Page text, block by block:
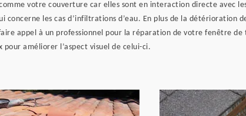
votre couverture car elles sont en interaction directe avec
concerne les cas d’infiltrations d’eau. En plus de la détérioration
appel à un professionnel pour la réparation de votre fenêtre
améliorer l’aspect visuel de celui-ci.